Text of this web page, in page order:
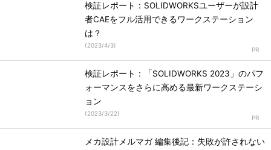
検証レポート：SOLIDWORKSユーザーが設計
者CAEをフル活用できるワークステーション
は？
(2023/4/3)
検証レポート：「SOLIDWORKS 2023」のパフ
ォーマンスをさらに高める最新ワークステーシ
ョン
(2023/3/22)
メカ設計メルマガ 編集後記：失敗が許されない